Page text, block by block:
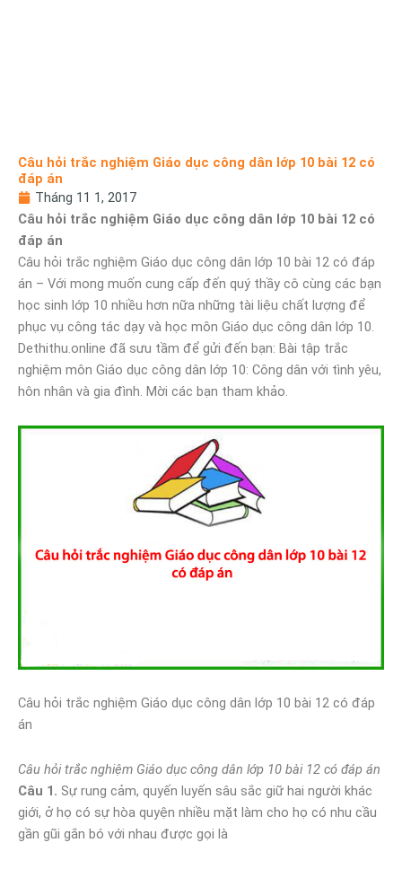
Câu hỏi trắc nghiệm Giáo dục công dân lớp 10 bài 12 có
đáp án
Tháng 11 1, 2017
Câu hỏi trắc nghiệm Giáo dục công dân lớp 10 bài 12 có
đáp án
Câu hỏi trắc nghiệm Giáo dục công dân lớp 10 bài 12 có đáp
án – Với mong muốn cung cấp đến quý thầy cô cùng các bạn
học sinh lớp 10 nhiều hơn nữa những tài liệu chất lượng để
phục vụ công tác dạy và học môn Giáo dục công dân lớp 10.
Dethithu.online đã sưu tầm để gửi đến bạn: Bài tập trắc
nghiệm môn Giáo dục công dân lớp 10: Công dân với tình yêu,
hôn nhân và gia đình. Mời các bạn tham khảo.
Câu hỏi trắc nghiệm Giáo dục công dân lớp 10 bài 12 có đáp
án
Câu hỏi trắc nghiệm Giáo dục công dân lớp 10 bài 12 có đáp án
Câu 1. Sự rung cảm, quyến luyến sâu sắc giữ hai người khác
giới, ở họ có sự hòa quyện nhiều mặt làm cho họ có nhu cầu
gần gũi gắn bó với nhau được gọi là